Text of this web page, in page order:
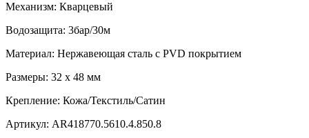
Механизм: Кварцевый
Водозащита: 3бар/30м
Материал: Нержавеющая сталь с PVD покрытием
Размеры: 32 x 48 мм
Крепление: Кожа/Текстиль/Сатин
Артикул: AR418770.5610.4.850.8